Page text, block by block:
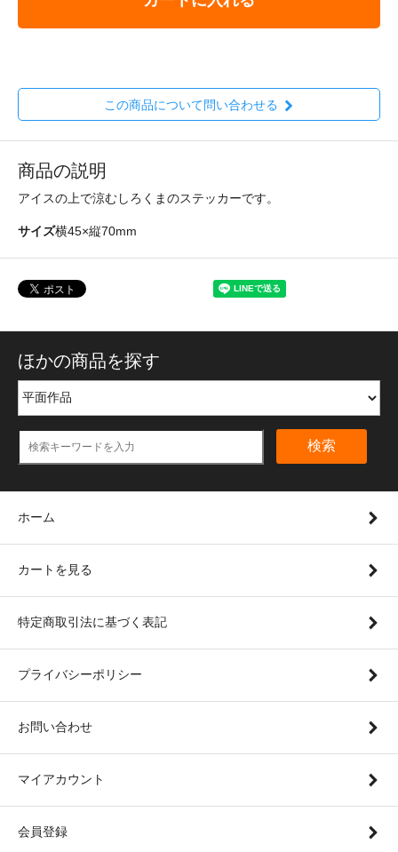
この商品について問い合わせる
商品の説明
アイスの上で涼むしろくまのステッカーです。
サイズ横45×縦70mm
ほかの商品を探す
検索
ホーム
カートを見る
特定商取引法に基づく表記
プライバシーポリシー
お問い合わせ
マイアカウント
会員登録